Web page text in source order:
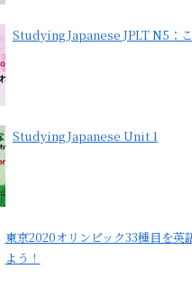
Studying Japanese JPLT N5：
Studying Japanese Unit 1
東京2020オリンピック33種目を英
よう！